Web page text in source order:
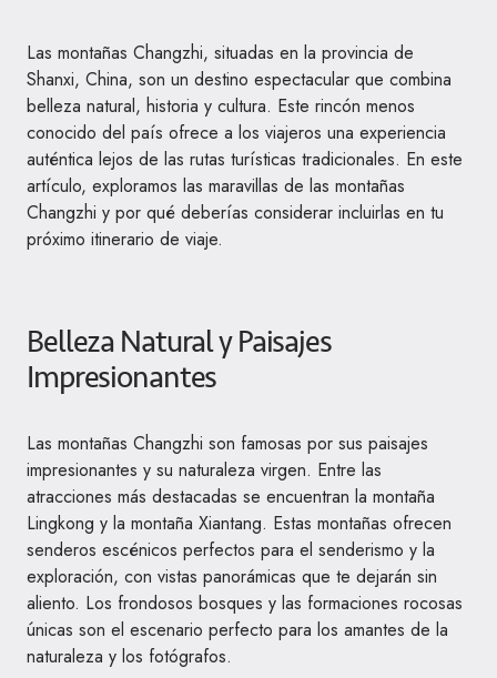
Las montañas Changzhi, situadas en la provincia de
Shanxi, China, son un destino espectacular que combina
belleza natural, historia y cultura. Este rincón menos
conocido del país ofrece a los viajeros una experiencia
auténtica lejos de las rutas turísticas tradicionales. En este
artículo, exploramos las maravillas de las montañas
Changzhi y por qué deberías considerar incluirlas en tu
próximo itinerario de viaje.
Belleza Natural y Paisajes
Impresionantes
Las montañas Changzhi son famosas por sus paisajes
impresionantes y su naturaleza virgen. Entre las
atracciones más destacadas se encuentran la montaña
Lingkong y la montaña Xiantang. Estas montañas ofrecen
senderos escénicos perfectos para el senderismo y la
exploración, con vistas panorámicas que te dejarán sin
aliento. Los frondosos bosques y las formaciones rocosas
únicas son el escenario perfecto para los amantes de la
naturaleza y los fotógrafos.